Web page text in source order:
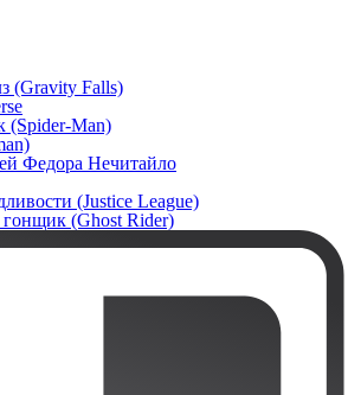
(Gravity Falls)
(Spider-Man)
Федора Нечитайло
(Justice League)
(Ghost Rider)